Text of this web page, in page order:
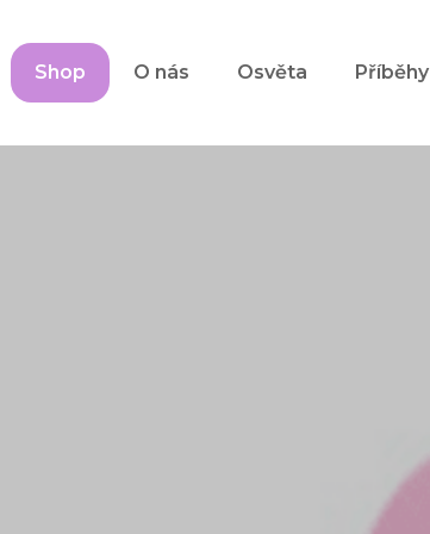
Shop O nás Osvěta Příběhy